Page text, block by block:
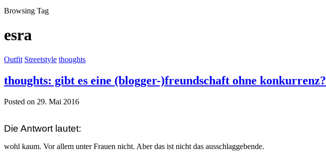
Browsing Tag
esra
Outfit Streetstyle thoughts
thoughts: gibt es eine (blogger-)freundschaft ohne konkurrenz?
Posted on 29. Mai 2016
Die Antwort lautet:
wohl kaum. Vor allem unter Frauen nicht. Aber das ist nicht das ausschlaggebende.